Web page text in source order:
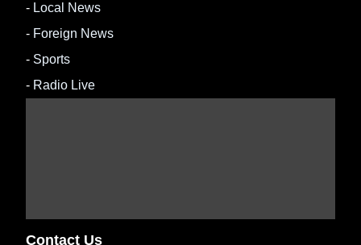
- Local News
- Foreign News
- Sports
- Radio Live
Contact Us